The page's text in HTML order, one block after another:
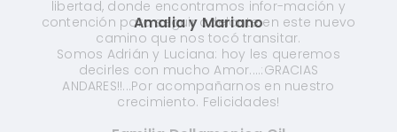
Amalia y Mariano